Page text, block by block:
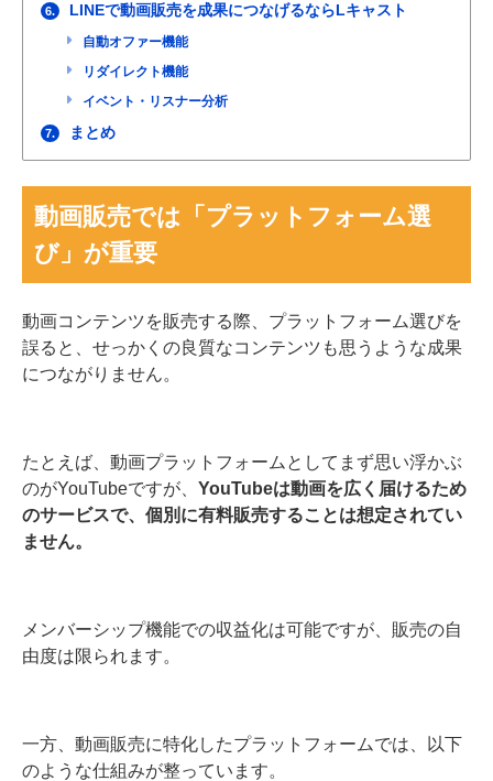
6. LINEで動画販売を成果につなげるならLキャスト
自動オファー機能
リダイレクト機能
イベント・リスナー分析
7. まとめ
動画販売では「プラットフォーム選
び」が重要
動画コンテンツを販売する際、プラットフォーム選びを
誤ると、せっかくの良質なコンテンツも思うような成果
につながりません。
たとえば、動画プラットフォームとしてまず思い浮かぶ
のがYouTubeですが、 YouTubeは動画を広く届けるため
のサービスで、個別に有料販売することは想定されてい
ません。
メンバーシップ機能での収益化は可能ですが、販売の自
由度は限られます。
一方、動画販売に特化したプラットフォームでは、以下
のような仕組みが整っています。